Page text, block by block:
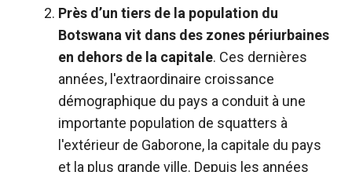
Près d’un tiers de la population du
Botswana vit dans des zones périurbaines
en dehors de la capitale. Ces dernières
années, l'extraordinaire croissance
démographique du pays a conduit à une
importante population de squatters à
l'extérieur de Gaborone, la capitale du pays
et la plus grande ville. Depuis les années